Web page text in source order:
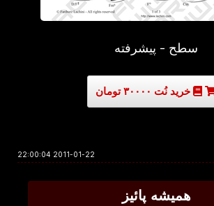
سطح - پیشرفته
خرید نُت ۳۰۰۰۰ تومان
2011-01-22 22:00:04
همیشه پائیز